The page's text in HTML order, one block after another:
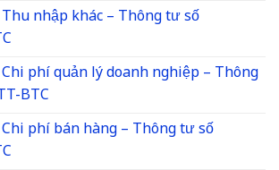
nhập khác – Thông tư số
phí quản lý doanh nghiệp – Thông
BTC
phí bán hàng – Thông tư số